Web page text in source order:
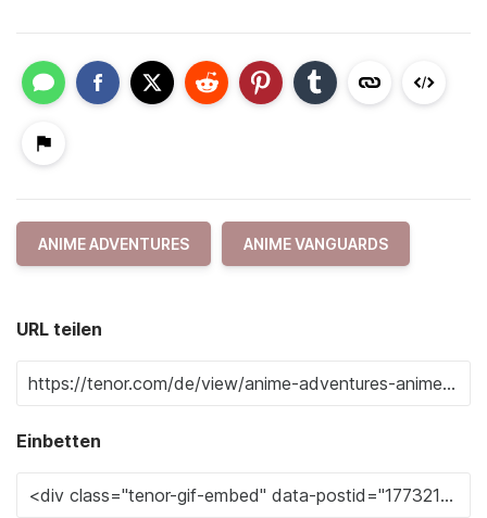
ANIME ADVENTURES ANIME VANGUARDS
URL teilen
Einbetten